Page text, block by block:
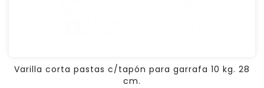
Varilla corta pastas c/tapón para garrafa 10 kg. 28
cm.